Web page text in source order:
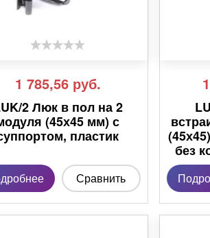
1 785,56 руб.
2 Люк в пол на 2
(45х45 мм) с
пластик
Сравнить
без